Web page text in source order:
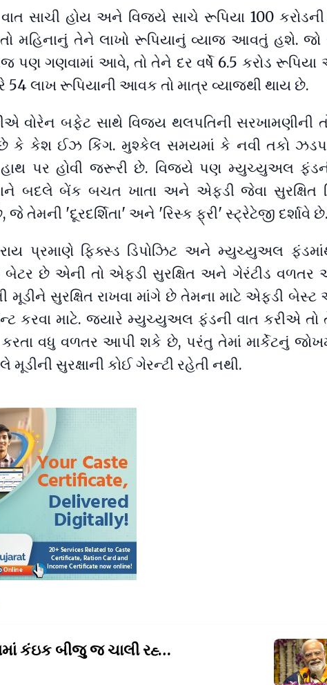
સાચી હોય અને વિજયે સાચે રૂપિયા 100
તો મહિનાનું તેને લાખો રૂપિયાનું વ્યાજ આવતું હશે. જો
પણ ગણવામાં આવે, તો તેને દર વર્ષે 6.5 કરોડ
લાખ રૂપિયાની આવક તો માત્ર વ્યાજથી થાય છે.
વોરેન બફેટ સાથે વિજય થલપતિની સરખામણીની
કે કેશ ઈઝ કિંગ. મુશ્કેલ સમયમાં કે નવી તકો
હાથ પર હોવી જરૂરી છે. વિજયે પણ મ્યુચ્યુઅલ
બદલે બેંક બચત ખાતા અને એફડી જેવા સુરક્ષિત
જે તેમની 'દૂરદર્શિતા' અને 'રિસ્ક ફ્રી' સ્ટ્રેટેજી દર્શાવે છે.
રાય પ્રમાણે ફિક્સ્ડ ડિપોઝિટ અને મ્યુચ્યુઅલ
બેટર છે એની તો એફડી સુરક્ષિત અને ગેરંટીડ
મૂડીને સુરક્ષિત રાખવા માંગે છે તેમના માટે એફડી
કરવા માટે. જ્યારે મ્યુચ્યુઅલ ફંડની વાત કરીએ તો
વધુ વળતર આપી શકે છે, પરંતુ તેમાં માર્કેટનું
સુરક્ષાની કોઈ ગેરન્ટી રહેતી નથી.
તમારા મનમાં કંઇક બીજુ જ ચાલી રહ્યું હશે, હું બાબા બાગેશ્વર